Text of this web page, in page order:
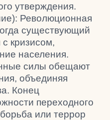
утверждения.
Революционная
существующий
с кризисом,
населения.
силы обещают
объединяя
Конец
переходного
или террор